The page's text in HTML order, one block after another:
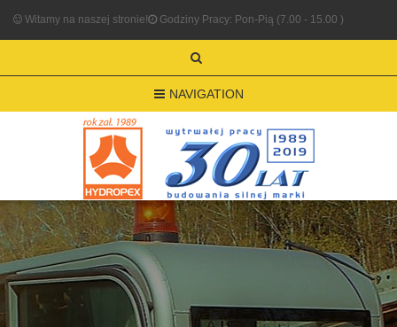
Witamy na naszej stronie! Godziny Pracy: Pon-Pią (7.00 - 15.00 )
NAVIGATION